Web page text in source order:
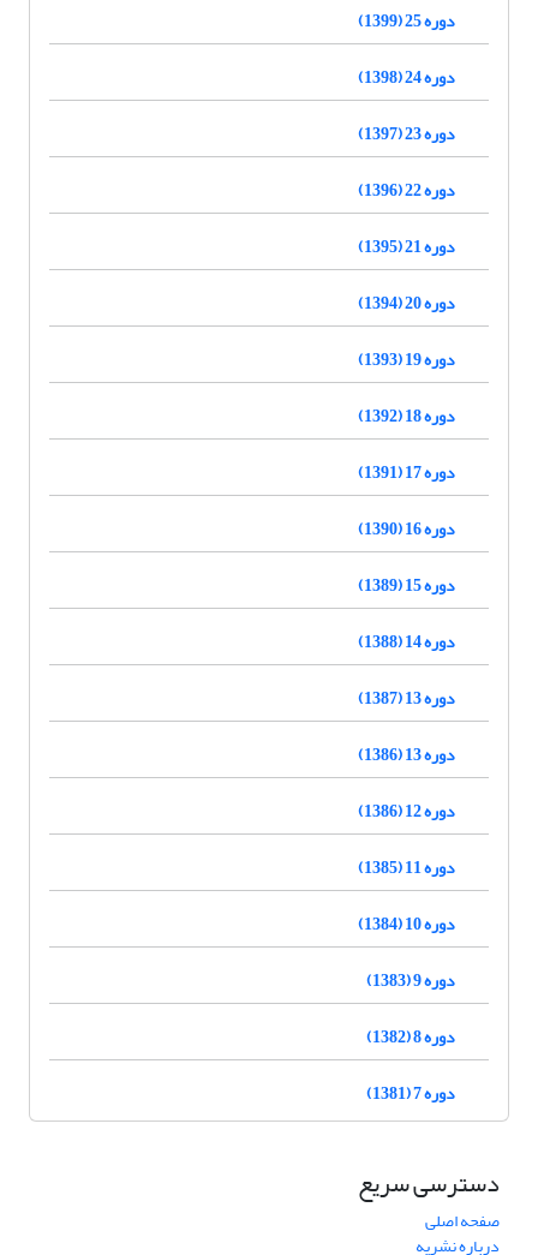
دوره 25 (1399)
دوره 24 (1398)
دوره 23 (1397)
دوره 22 (1396)
دوره 21 (1395)
دوره 20 (1394)
دوره 19 (1393)
دوره 18 (1392)
دوره 17 (1391)
دوره 16 (1390)
دوره 15 (1389)
دوره 14 (1388)
دوره 13 (1387)
دوره 13 (1386)
دوره 12 (1386)
دوره 11 (1385)
دوره 10 (1384)
دوره 9 (1383)
دوره 8 (1382)
دوره 7 (1381)
دسترسی سریع
صفحه اصلی
درباره نشریه